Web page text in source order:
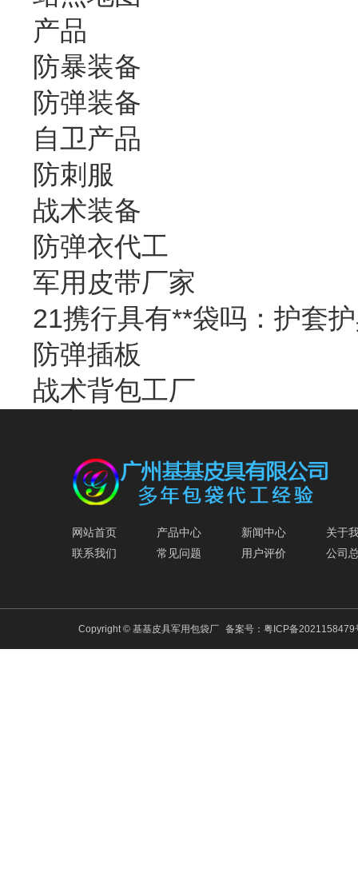
产品
防暴装备
防弹装备
自卫产品
防刺服
战术装备
防弹衣代工
军用皮带厂家
21携行具有**袋吗：护套
防弹插板
战术背包工厂
网站首页 产品中心 新闻中心
关于
联系我们
常见问题 用户评价 公司
Copyright © 基基皮具军用包袋厂 备案号： 粤ICP备2021158479